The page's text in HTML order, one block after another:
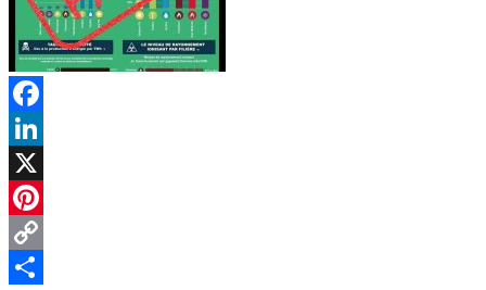
Facebook
LinkedIn
X
Pinterest
Copy